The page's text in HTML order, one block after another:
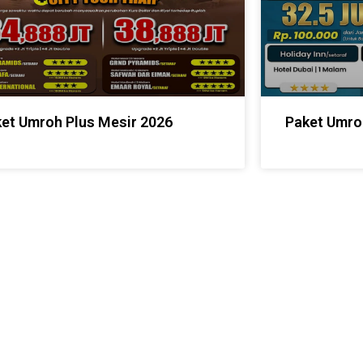
Umroh Plus Mesir 2026 Paket